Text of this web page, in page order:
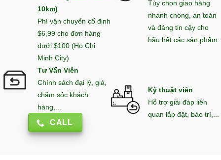
10km)
Phí vận chuyển cố định
$6,99 cho đơn hàng
dưới $100 (Ho Chi
Minh City)
Tùy chọn giao hàng
nhanh chóng, an toàn
và đáng tin cậy cho
hầu hết các sản phẩm.
Tư Vấn Viên
Chính sách đại lý, giá,
chăm sóc khách
hàng,...
CALL
Kỹ thuật viên
Hỗ trợ giải đáp liên
quan lắp đặt, bảo trì,...